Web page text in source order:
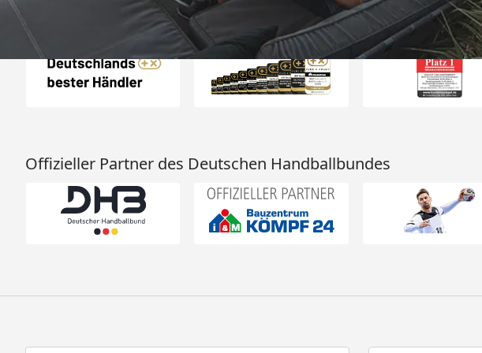
Auszeichnungen
Offizieller Partner des Deutschen Handballbundes